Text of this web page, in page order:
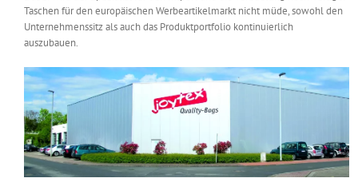
Messen & Events
Unternehmen
Interviews
Wissen
Taschen für den europäischen Werbeartikelmarkt nicht müde, sowohl den
Unternehmenssitz als auch das Produktportfolio kontinuierlich
auszubauen.